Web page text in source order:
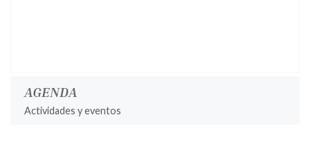
AGENDA
Actividades y eventos